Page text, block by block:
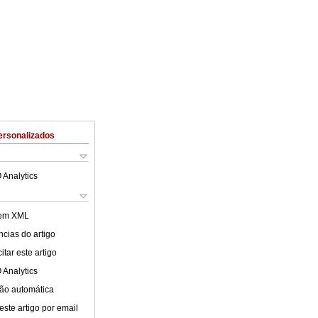
Analytics
XML
do artigo
este artigo
Analytics
automática
artigo por email